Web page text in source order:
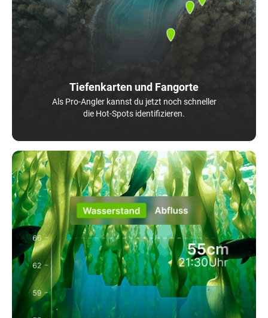
Tiefenkarten und Fangorte
Als Pro-Angler kannst du jetzt noch schneller
die Hot-Spots identifizieren.